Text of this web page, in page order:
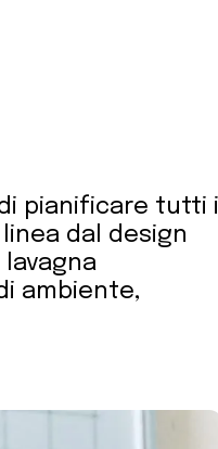
pianificare tutti i
dal design
ambiente,